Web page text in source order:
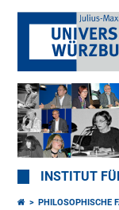
INSTITUT
PHILOSOPHISCHE